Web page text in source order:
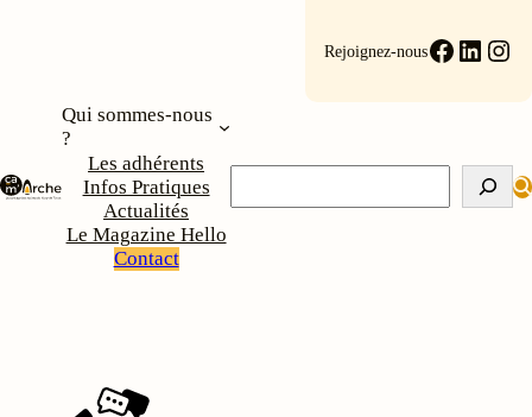
Rejoignez-nous
Qui sommes-nous
?
Les adhérents
Infos Pratiques
Actualités
Le Magazine Hello
Contact